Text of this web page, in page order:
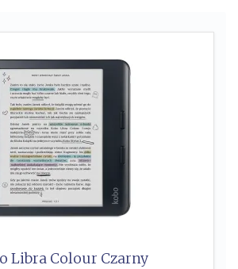
Libra Colour Czarny